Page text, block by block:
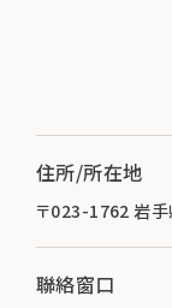
住所/所在地
〒023-1762 岩
聯絡窗口